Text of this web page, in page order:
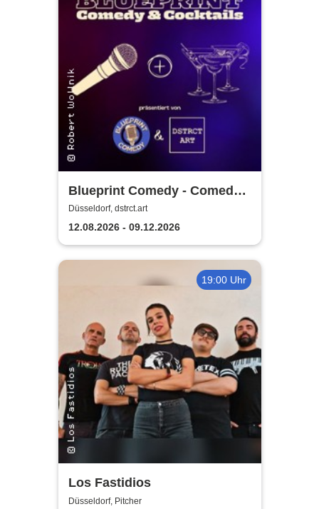
Blueprint Comedy - Comedy
& Cocktails | Düsseldorf
Düsseldorf, dstrct.art
12.08.2026 - 09.12.2026
19:00 Uhr
Los Fastidios
Düsseldorf, Pitcher